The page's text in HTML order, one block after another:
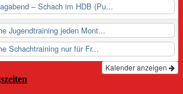
– Schach im HDB (Pu...
Jugendtraining jeden Mont...
Schachtraining nur für Fr...
Kalender anzeigen